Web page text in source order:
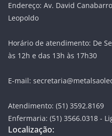
Endereço: Av. David
Leopoldo
Horário de atendimento: De
às 12h e das 13h às 17h30
E-mail:
Atendimento: (51) 3592.8169
Enfermaria: (51) 3566.0318 -
Localização: